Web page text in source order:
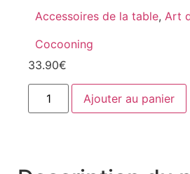
Accessoires de la table, Art
Cocooning
33.90€
Ajouter au panier